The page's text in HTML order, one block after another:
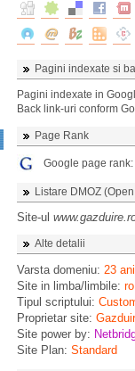
Pagini indexate si
Pagini indexate in
Back link-uri conform
Page Rank
Google page rank:
Listare DMOZ
Site-ul
Alte detalii
Varsta domeniu: 23 ani
Site in limba/limbile: ro
Tipul scriptului:
Proprietar site:
Site power by:
Site Plan: Standard